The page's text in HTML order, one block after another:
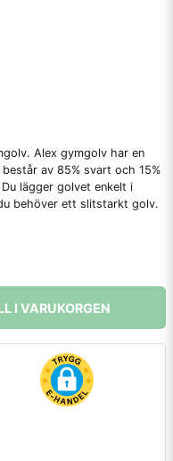
Alex gymgolv har en
av 85% svart och 15%
lägger golvet enkelt i
behöver ett slitstarkt golv.
I VARUKORGEN